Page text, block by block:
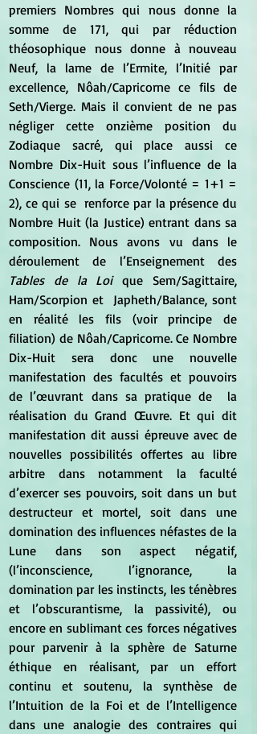
premiers Nombres qui nous donne la
somme de 171, qui par réduction
théosophique nous donne à nouveau
Neuf, la lame de l’Ermite, l’Initié par
excellence, Nôah/Capricorne ce fils de
Seth/Vierge. Mais il convient de ne pas
négliger cette onzième position du
Zodiaque sacré, qui place aussi ce
Nombre Dix-Huit sous l’influence de la
Conscience (11, la Force/Volonté = 1+1 =
2), ce qui se  renforce par la présence du
Nombre Huit (la Justice) entrant dans sa
composition. Nous avons vu dans le
Tables de la Loi que Sem/Sagittaire,
Ham/Scorpion et  Japheth/Balance, sont
en réalité les fils (voir principe de
filiation) de Nôah/Capricorne. Ce Nombre
Dix-Huit sera donc une nouvelle
manifestation des facultés et pouvoirs
de l’œuvrant dans sa pratique de  la
réalisation du Grand Œuvre. Et qui dit
manifestation dit aussi épreuve avec de
nouvelles possibilités offertes au libre
arbitre dans notamment la faculté
d’exercer ses pouvoirs, soit dans un but
destructeur et mortel, soit dans une
domination des influences néfastes de la
Lune dans son aspect négatif,
(l’inconscience, l’ignorance, la
domination par les instincts, les ténèbres
et l’obscurantisme, la passivité), ou
encore en sublimant ces forces négatives
pour parvenir à la sphère de Saturne
éthique en réalisant, par un effort
continu et soutenu, la synthèse de
l’Intuition de la Foi et de l’Intelligence
dans une analogie des contraires qui